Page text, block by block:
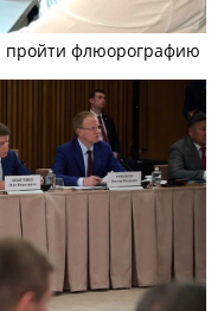
пройти флюорографию